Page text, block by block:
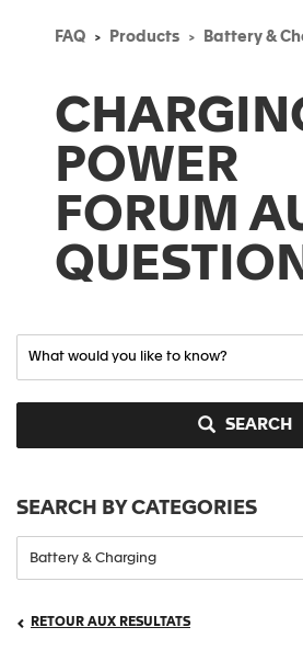
FAQ Products Battery &
POWER
FORUM
SEARCH
SEARCH BY CATEGORIES
RETOUR AUX RESULTATS